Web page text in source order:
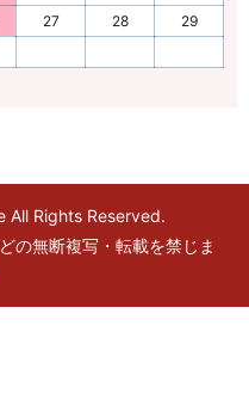
27 28
29
Rights Reserved.
の無断複写・転載を禁じま